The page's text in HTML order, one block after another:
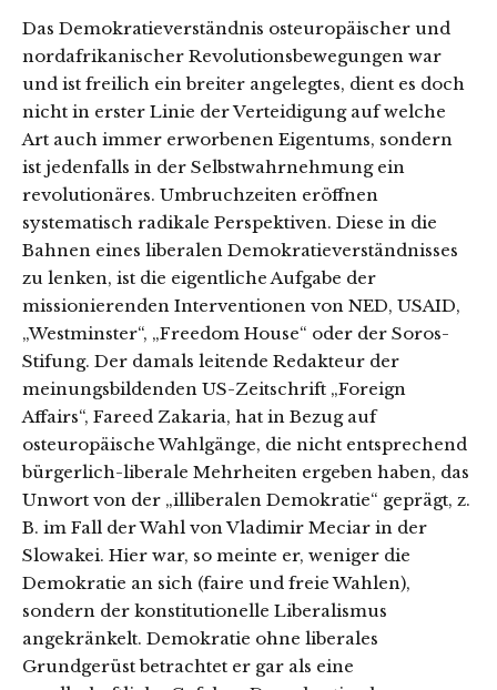
Das Demokratieverständnis osteuropäischer und
nordafrikanischer Revolutionsbewegungen war
und ist freilich ein breiter angelegtes, dient es doch
nicht in erster Linie der Verteidigung auf welche
Art auch immer erworbenen Eigentums, sondern
ist jedenfalls in der Selbstwahrnehmung ein
revolutionäres. Umbruchzeiten eröffnen
systematisch radikale Perspektiven. Diese in die
Bahnen eines liberalen Demokratieverständnisses
zu lenken, ist die eigentliche Aufgabe der
missionierenden Interventionen von NED, USAID,
„Westminster“, „Freedom House“ oder der Soros-
Stifung. Der damals leitende Redakteur der
meinungsbildenden US-Zeitschrift „Foreign
Affairs“, Fareed Zakaria, hat in Bezug auf
osteuropäische Wahlgänge, die nicht entsprechend
bürgerlich-liberale Mehrheiten ergeben haben, das
Unwort von der „illiberalen Demokratie“ geprägt, z.
B. im Fall der Wahl von Vladimir Meciar in der
Slowakei. Hier war, so meinte er, weniger die
Demokratie an sich (faire und freie Wahlen),
sondern der konstitutionelle Liberalismus
angekränkelt. Demokratie ohne liberales
Grundgerüst betrachtet er gar als eine